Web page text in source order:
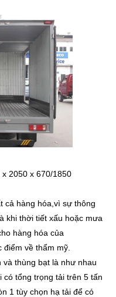
2050 x 670/1850
cả hàng hóa,vì sự thông
khi thời tiết xấu hoặc mưa
hàng hóa của
về thẩm mỹ.
thùng bạt là như nhau
có tổng trọng tải trên 5 tấn
1 tùy chọn hạ tải để có